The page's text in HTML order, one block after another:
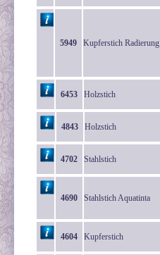
5949 Kupferstich Radierung
6453 Holzstich
4843 Holzstich
4702 Stahlstich
4690 Stahlstich Aquatinta
4604 Kupferstich